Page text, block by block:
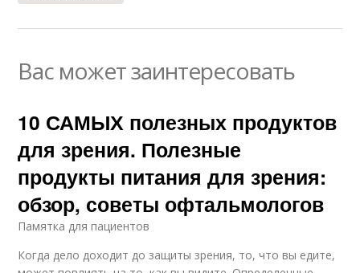
Вас может заинтересовать
10 САМЫХ полезных продуктов
для зрения. Полезные
продукты питания для зрения:
обзор, советы офтальмологов
Памятка для пациентов
Когда дело доходит до защиты зрения, то, что вы едите,